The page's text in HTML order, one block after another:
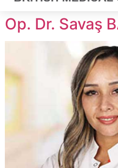
Op. Dr. Savaş